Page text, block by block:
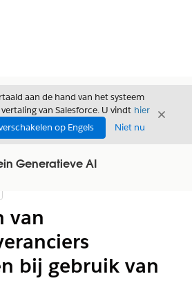
aan de hand van het systeem
van Salesforce. U vindt hier
op Engels Niet nu
Sluiten
Generatieve AI
weergeven
van
bij gebruik van